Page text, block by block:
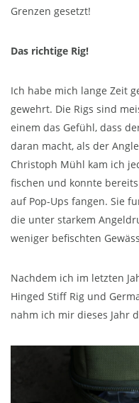
Grenzen gesetzt!
Das richtige Rig!
Ich habe mich lange Zeit
gewehrt. Die Rigs sind
einem das Gefühl, dass
daran macht, als der
Christoph Mühl kam ich
fischen und konnte
auf Pop-Ups fangen. Sie
die unter starkem
weniger befischten
Nachdem ich im letzten
Hinged Stiff Rig und
nahm ich mir dieses Jahr